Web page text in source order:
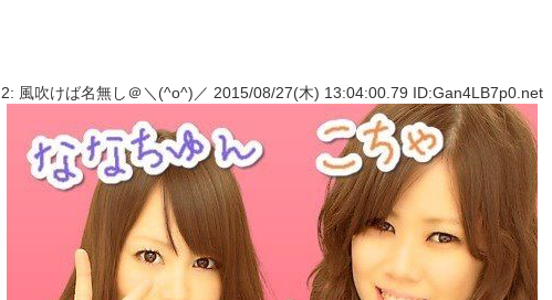
2: 風吹けば名無し＠＼(^o^)／ 2015/08/27(木) 13:04:00.79 ID:Gan4LB7p0.net